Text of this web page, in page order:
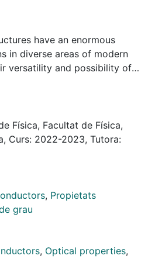
have an enormous
in diverse areas of modern
versatility and possibility of
desired. In this work, the
with their morphology
for samples with different
The aim was to find the
for enhancing their
and optically those
imaging, UV-Vis and PL
showed that the optical
light absorption in the
that the gap energy values
larger than that of bulk
Física, Facultat de Física,
Curs: 2022-2023, Tutora:
, Propietats
grau
, Optical properties,